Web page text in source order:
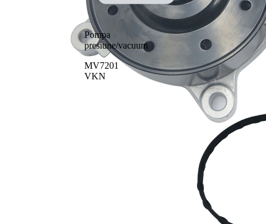
Pompa
presiune/vacuum
MV7201
VKN